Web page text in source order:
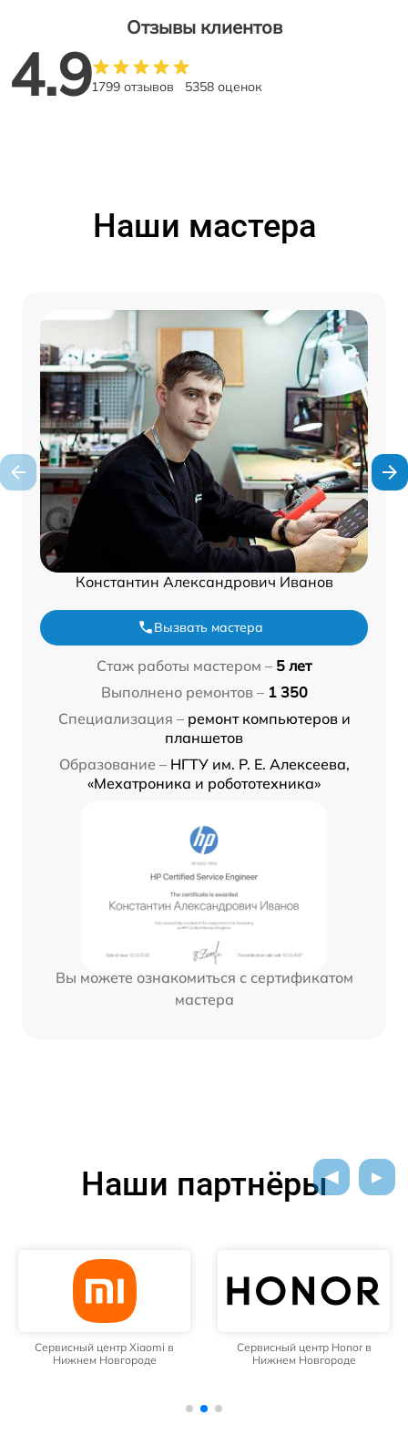
Отзывы клиентов
4.91799 отзывов 5358 оценок
Наши мастера
Константин Александрович Иванов
Вызвать мастера
Стаж работы мастером – 5 лет
Выполнено ремонтов – 1 350
Специализация – ремонт компьютеров и
планшетов
Образование – НГТУ им. Р. Е. Алексеева,
«Мехатроника и робототехника»
Вы можете ознакомиться с сертификатом
мастера
Наши партнёры
Сервисный центр Xiaomi в
Нижнем Новгороде
Сервисный центр Honor в
Нижнем Новгороде